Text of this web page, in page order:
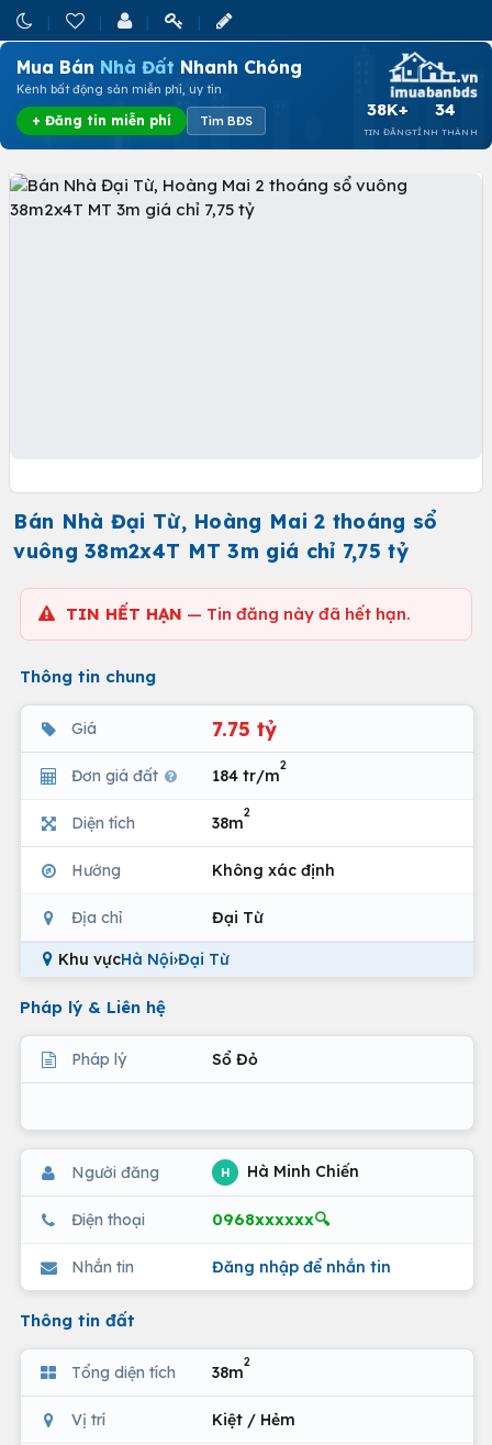
Mua Bán Nhà Đất Nhanh Chóng
Kênh bất động sản miễn phí, uy tín
+ Đăng tin miễn phí Tìm BĐS
38K+
TIN ĐĂNG
34
TỈNH THÀNH
Bán Nhà Đại Từ, Hoàng Mai 2 thoáng sổ
vuông 38m2x4T MT 3m giá chỉ 7,75 tỷ
TIN HẾT HẠN — Tin đăng này đã hết hạn.
Thông tin chung
Giá 7.75 tỷ
Đơn giá đất 184 tr/m
2
Diện tích 38m
2
Hướng Không xác định
Địa chỉ Đại Từ
Khu vựcHà Nội›Đại Từ
Pháp lý & Liên hệ
Pháp lý Sổ Đỏ
Người đăng H Hà Minh Chiến
Điện thoại 0968xxxxxx🔍
Nhắn tin Đăng nhập để nhắn tin
Thông tin đất
Tổng diện tích 38m
2
Vị trí Kiệt / Hẻm